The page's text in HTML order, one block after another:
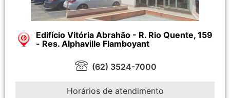
Edifício Vitória Abrahão - R. Rio Quente, 159
- Res. Alphaville Flamboyant
(62) 3524-7000
Horários de atendimento